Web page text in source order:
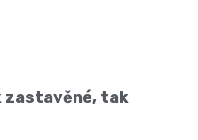
zastavěné, tak